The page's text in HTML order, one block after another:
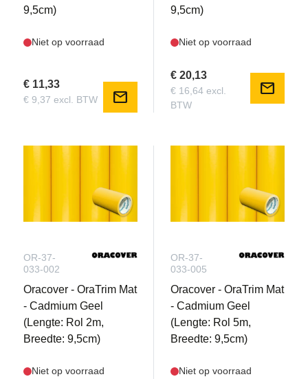
9,5cm)
Niet op voorraad
€ 11,33
€ 9,37 excl. BTW mail
9,5cm)
Niet op voorraad
€ 20,13
€ 16,64 excl.
BTW
mail
OR-37-
033-002
Oracover - OraTrim Mat
- Cadmium Geel
(Lengte: Rol 2m,
Breedte: 9,5cm)
Niet op voorraad
OR-37-
033-005
Oracover - OraTrim Mat
- Cadmium Geel
(Lengte: Rol 5m,
Breedte: 9,5cm)
Niet op voorraad